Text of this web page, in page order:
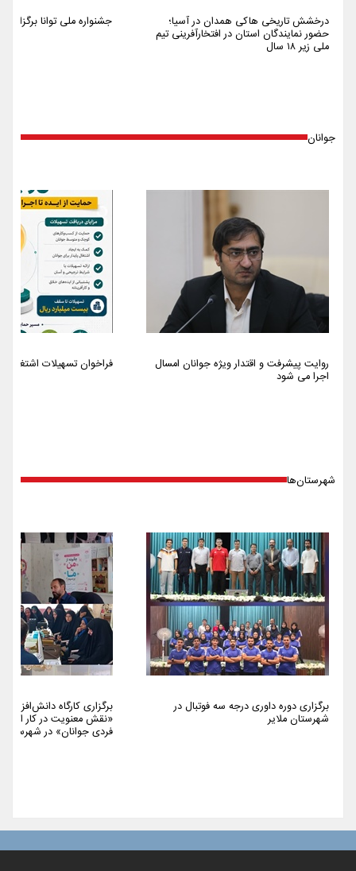
درخشش تاریخی هاکی همدان در آسیا؛
حضور نمایندگان استان در افتخارآفرینی تیم
ملی زیر ۱۸ سال
جشنواره ملی توانا برگزار شد
جوانان
روایت پیشرفت و اقتدار ویژه جوانان امسال
اجرا می شود
فراخوان تسهیلات اشتغالزایی
شهرستان‌ها
برگزاری دوره داوری درجه سه فوتبال در
شهرستان ملایر
برگزاری کارگاه
«نقش معنویت در کار
فردی جوانان» در شهرستان